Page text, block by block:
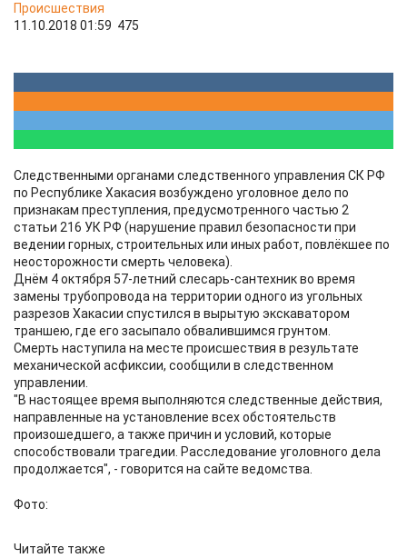
Происшествия
11.10.2018 01:59 475
Следственными органами следственного управления СК РФ
по Республике Хакасия возбуждено уголовное дело по
признакам преступления, предусмотренного частью 2
статьи 216 УК РФ (нарушение правил безопасности при
ведении горных, строительных или иных работ, повлёкшее по
неосторожности смерть человека).
Днём 4 октября 57-летний слесарь-сантехник во время
замены трубопровода на территории одного из угольных
разрезов Хакасии спустился в вырытую экскаватором
траншею, где его засыпало обвалившимся грунтом.
Смерть наступила на месте происшествия в результате
механической асфиксии, сообщили в следственном
управлении.
"В настоящее время выполняются следственные действия,
направленные на установление всех обстоятельств
произошедшего, а также причин и условий, которые
способствовали трагедии. Расследование уголовного дела
продолжается", - говорится на сайте ведомства.
Фото:
Читайте также